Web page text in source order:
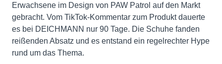
Erwachsene im Design von PAW Patrol auf den Markt
gebracht. Vom TikTok-Kommentar zum Produkt dauerte
es bei DEICHMANN nur 90 Tage. Die Schuhe fanden
reißenden Absatz und es entstand ein regelrechter Hype
rund um das Thema.